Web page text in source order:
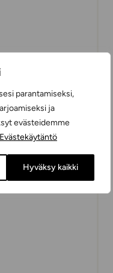
parantamiseksi,
ja
evästeidemme
Evästekäytäntö
Hyväksy kaikki
23,98 €